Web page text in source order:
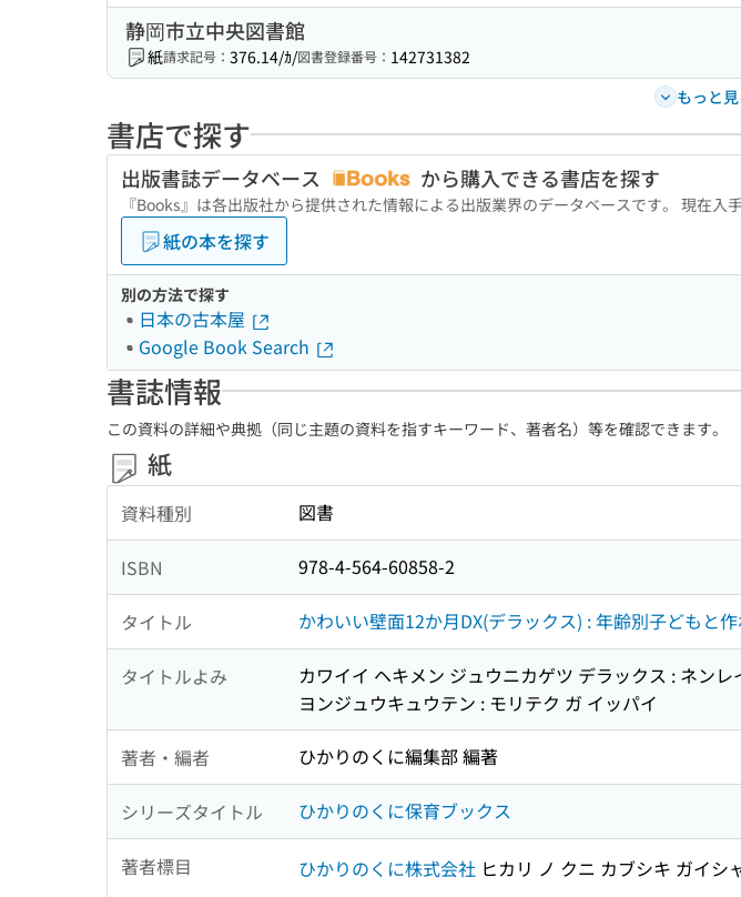
静岡市立中央図書館
紙請求記号： 376.14/ｶ/図書登録番号： 142731382
もっと見
書店で探す
出版書誌データベース から購入できる書店を探す
『Books』は各出版社から提供された情報による出版業界のデータベースです。 現在入
紙の本を探す
別の方法で探す
日本の古本屋
Google Book Search
書誌情報
この資料の詳細や典拠（同じ主題の資料を指すキーワード、著者名）等を確認できます。
紙
資料種別 図書
ISBN 978-4-564-60858-2
タイトル かわいい壁面12か月DX(デラックス) : 年齢別子どもと
タイトルよみ
カワイイ ヘキメン ジュウニカゲツ デラックス : ネン
ヨンジュウキュウテン : モリテク ガ イッパイ
著者・編者 ひかりのくに編集部 編著
シリーズタイトル ひかりのくに保育ブックス
著者標目 ひかりのくに株式会社 ヒカリ ノ クニ カブシキ ガイシ